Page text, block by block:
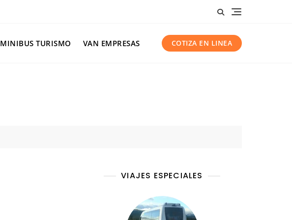
MINIBUS TURISMO VAN EMPRESAS COTIZA EN LINEA
VIAJES ESPECIALES